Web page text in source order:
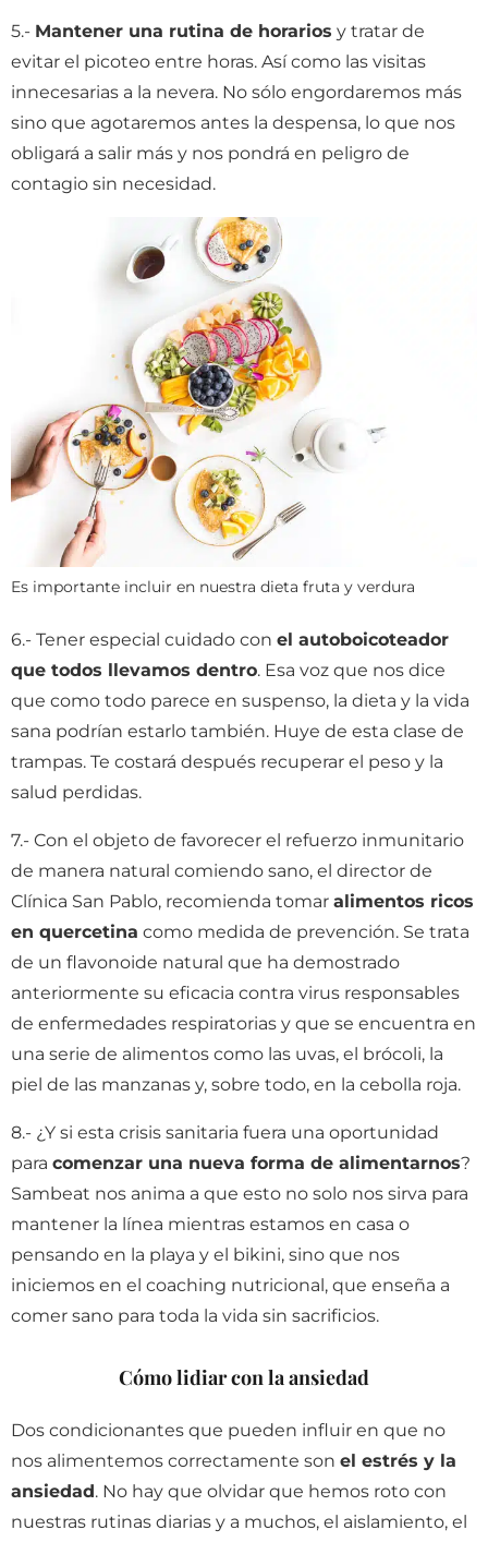
5.- Mantener una rutina de horarios y tratar de
evitar el picoteo entre horas. Así como las visitas
innecesarias a la nevera. No sólo engordaremos más
sino que agotaremos antes la despensa, lo que nos
obligará a salir más y nos pondrá en peligro de
contagio sin necesidad.
Es importante incluir en nuestra dieta fruta y verdura
6.- Tener especial cuidado con el autoboicoteador
que todos llevamos dentro. Esa voz que nos dice
que como todo parece en suspenso, la dieta y la vida
sana podrían estarlo también. Huye de esta clase de
trampas. Te costará después recuperar el peso y la
salud perdidas.
7.- Con el objeto de favorecer el refuerzo inmunitario
de manera natural comiendo sano, el director de
Clínica San Pablo, recomienda tomar alimentos ricos
en quercetina como medida de prevención. Se trata
de un flavonoide natural que ha demostrado
anteriormente su eficacia contra virus responsables
de enfermedades respiratorias y que se encuentra en
una serie de alimentos como las uvas, el brócoli, la
piel de las manzanas y, sobre todo, en la cebolla roja.
8.- ¿Y si esta crisis sanitaria fuera una oportunidad
para comenzar una nueva forma de alimentarnos?
Sambeat nos anima a que esto no solo nos sirva para
mantener la línea mientras estamos en casa o
pensando en la playa y el bikini, sino que nos
iniciemos en el coaching nutricional, que enseña a
comer sano para toda la vida sin sacrificios.
Cómo lidiar con la ansiedad
Dos condicionantes que pueden influir en que no
nos alimentemos correctamente son el estrés y la
ansiedad. No hay que olvidar que hemos roto con
nuestras rutinas diarias y a muchos, el aislamiento, el